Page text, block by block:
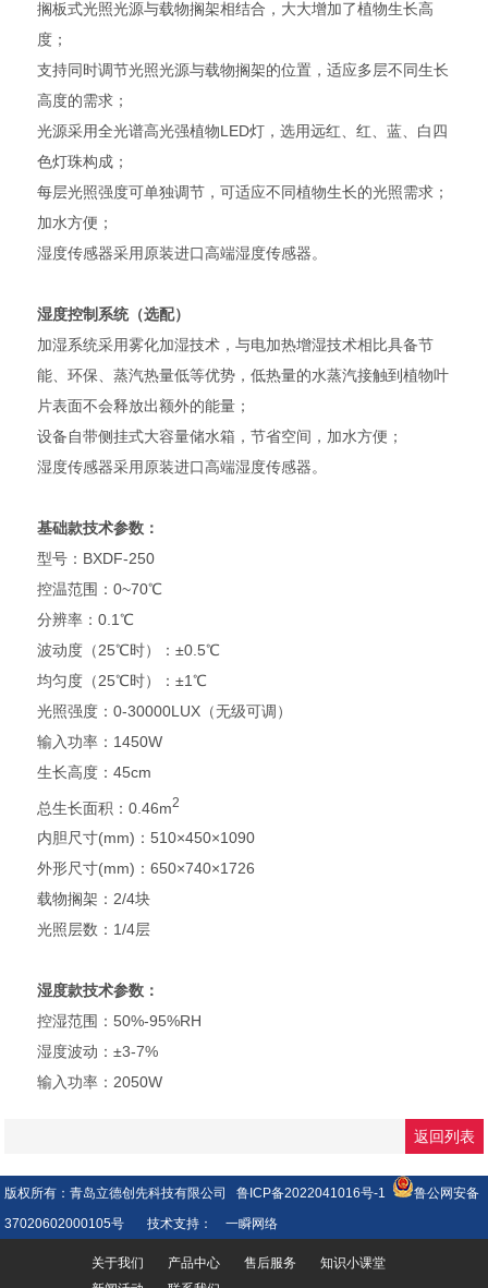
搁板式光照光源与载物搁架相结合，大大增加了植物生长高
度；
支持同时调节光照光源与载物搁架的位置，适应多层不同生长
高度的需求；
光源采用全光谱高光强植物LED灯，选用远红、红、蓝、白四
色灯珠构成；
每层光照强度可单独调节，可适应不同植物生长的光照需求；
加水方便；
湿度传感器采用原装进口高端湿度传感器。
湿度控制系统（选配）
加湿系统采用雾化加湿技术，与电加热增湿技术相比具备节
能、环保、蒸汽热量低等优势，低热量的水蒸汽接触到植物叶
片表面不会释放出额外的能量；
设备自带侧挂式大容量储水箱，节省空间，加水方便；
湿度传感器采用原装进口高端湿度传感器。
基础款技术参数：
型号：BXDF-250
控温范围：0~70℃
分辨率：0.1℃
波动度（25℃时）：±0.5℃
均匀度（25℃时）：±1℃
光照强度：0-30000LUX（无级可调）
输入功率：1450W
生长高度：45cm
总生长面积：0.46m2
内胆尺寸(mm)：510×450×1090
外形尺寸(mm)：650×740×1726
载物搁架：2/4块
光照层数：1/4层
湿度款技术参数：
控湿范围：50%-95%RH
湿度波动：±3-7%
输入功率：2050W
返回列表
版权所有：青岛立德创先科技有限公司鲁ICP备2022041016号-1
鲁公网安备
37020602000105号 技术支持： 一瞬网络
关于我们 产品中心 售后服务
知识小课堂